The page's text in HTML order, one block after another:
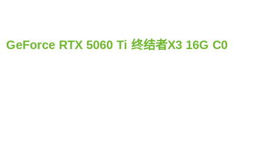
GeForce RTX 5060 Ti 终结者X3 16G C0